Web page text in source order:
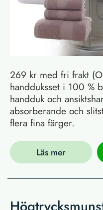
269 kr med fri frakt
handduksset i 100 %
handduk och
absorberande och
flera fina färger.
Läs mer